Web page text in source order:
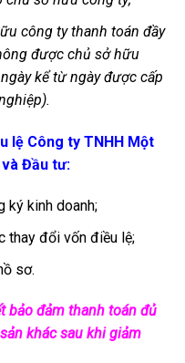
công ty thanh toán đầy
được chủ sở hữu
kể từ ngày được cấp
lệ Công ty TNHH Một
Đầu tư:
ký kinh doanh;
thay đổi vốn điều lệ;
sơ.
bảo đảm thanh toán đủ
khác sau khi giảm